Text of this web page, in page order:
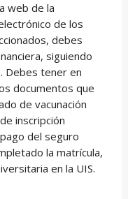
web de la
de los
debes
siguiendo
Debes tener en
documentos que
de vacunación
inscripción
del seguro
la matrícula,
en la UIS.